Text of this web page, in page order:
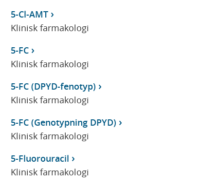
5-Cl-AMT
Klinisk farmakologi
5-FC
Klinisk farmakologi
5-FC (DPYD-fenotyp)
Klinisk farmakologi
5-FC (Genotypning DPYD)
Klinisk farmakologi
5-Fluorouracil
Klinisk farmakologi